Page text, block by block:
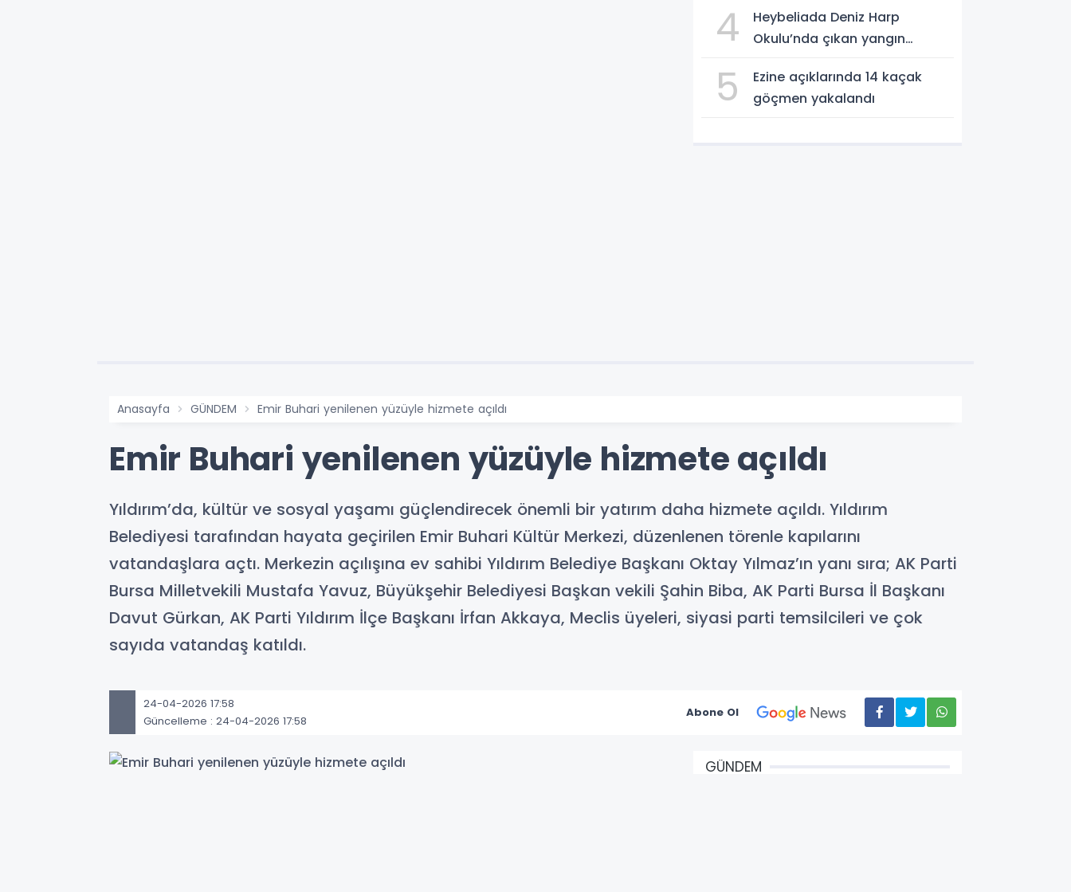
4
Heybeliada Deniz Harp
Okulu’nda çıkan yangın
5
Ezine açıklarında 14 kaçak
göçmen yakalandı
Anasayfa GÜNDEM Emir Buhari yenilenen yüzüyle hizmete açıldı
Emir Buhari yenilenen yüzüyle hizmete açıldı
Yıldırım’da, kültür ve sosyal yaşamı güçlendirecek önemli bir yatırım daha hizmete açıldı. Yıldırım
Belediyesi tarafından hayata geçirilen Emir Buhari Kültür Merkezi, düzenlenen törenle kapılarını
vatandaşlara açtı. Merkezin açılışına ev sahibi Yıldırım Belediye Başkanı Oktay Yılmaz’ın yanı sıra; AK Parti
Bursa Milletvekili Mustafa Yavuz, Büyükşehir Belediyesi Başkan vekili Şahin Biba, AK Parti Bursa İl Başkanı
Davut Gürkan, AK Parti Yıldırım İlçe Başkanı İrfan Akkaya, Meclis üyeleri, siyasi parti temsilcileri ve çok
sayıda vatandaş katıldı.
24-04-2026 17:58
Güncelleme : 24-04-2026 17:58
Abone Ol
GÜNDEM